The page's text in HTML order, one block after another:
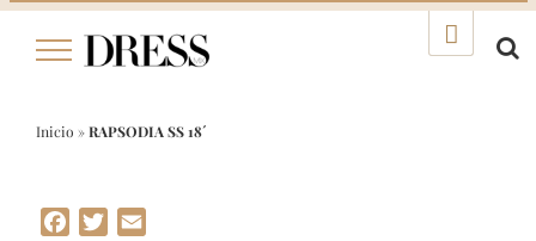
Inicio »RAPSODIA SS 18´
Facebook
Twitter